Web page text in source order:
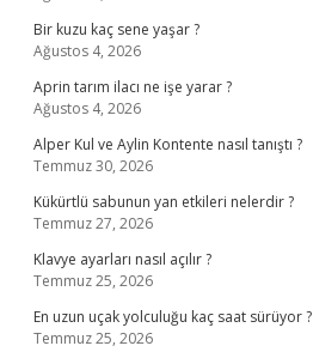
Bir kuzu kaç sene yaşar ?
Ağustos 4, 2026
Aprin tarım ilacı ne işe yarar ?
Ağustos 4, 2026
Alper Kul ve Aylin Kontente nasıl tanıştı ?
Temmuz 30, 2026
Kükürtlü sabunun yan etkileri nelerdir ?
Temmuz 27, 2026
Klavye ayarları nasıl açılır ?
Temmuz 25, 2026
En uzun uçak yolculuğu kaç saat sürüyor ?
Temmuz 25, 2026